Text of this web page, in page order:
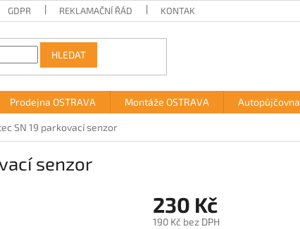
GDPR REKLAMAČNÍ ŘÁD KONTAKTY
HLEDAT
Prodejna OSTRAVA Montáže OSTRAVA Autopůjčovna
SN 19 parkovací senzor
senzor
230 Kč
190 Kč bez DPH